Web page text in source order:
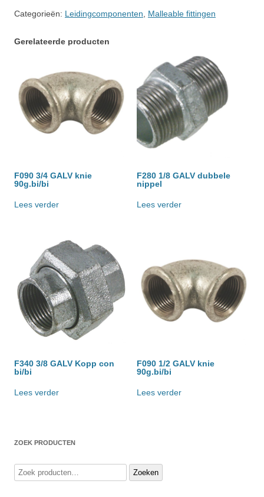
Categorieën: Leidingcomponenten Malleable fittingen
Gerelateerde producten
F090 3/4 GALV knie
90g.bi/bi
Lees verder
F280 1/8 GALV dubbele
nippel
Lees verder
F340 3/8 GALV Kopp con
bi/bi
Lees verder
F090 1/2 GALV knie
90g.bi/bi
Lees verder
ZOEK PRODUCTEN
Zoeken
naar:
Zoeken